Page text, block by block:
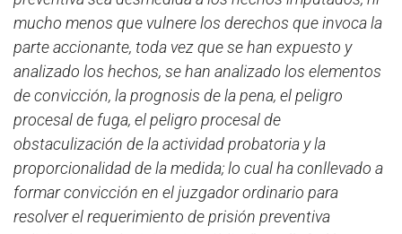
exmandatario pretendía que se revise el criterio de
los magistrados supremos, buscando que se emita
un nuevo pronunciamiento, lo cual no es propio de la
justicia constitucional.
“Por lo tanto, no se advierte que dicha orden de prisión
preventiva sea desmedida a los hechos imputados, ni
mucho menos que vulnere los derechos que invoca la
parte accionante, toda vez que se han expuesto y
analizado los hechos, se han analizado los elementos